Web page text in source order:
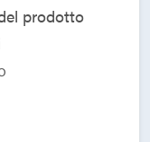
prodotto